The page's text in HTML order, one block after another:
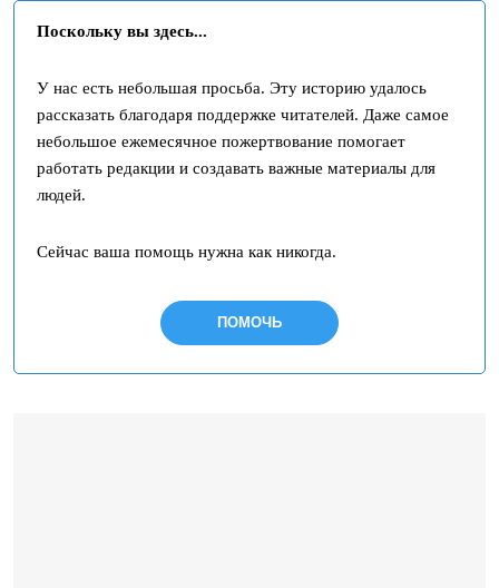
Поскольку вы здесь...
У нас есть небольшая просьба. Эту историю удалось
рассказать благодаря поддержке читателей. Даже самое
небольшое ежемесячное пожертвование помогает
работать редакции и создавать важные материалы для
людей.
Сейчас ваша помощь нужна как никогда.
ПОМОЧЬ